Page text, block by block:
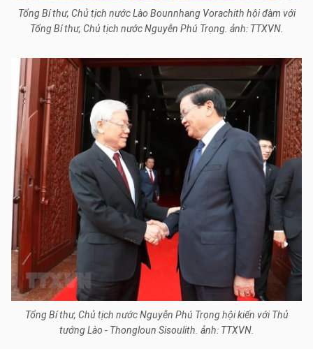
Tổng Bí thư, Chủ tịch nước Lào Bounnhang Vorachith hội đàm với
Tổng Bí thư, Chủ tịch nước Nguyễn Phú Trọng. ảnh: TTXVN.
Tổng Bí thư, Chủ tịch nước Nguyễn Phú Trọng hội kiến với Thủ
tướng Lào - Thongloun Sisoulith. ảnh: TTXVN.